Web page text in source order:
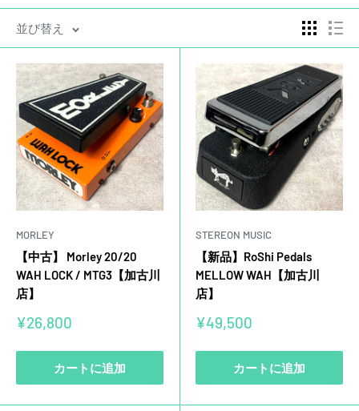
ッ
並び替え
MORLEY
【中古】 Morley 20/20
WAH LOCK / MTG3【加古川
店】
販
価
¥26,800
カートに追加
STEREON MUSIC
【新品】RoShi Pedals
MELLOW WAH【加古川
店】
販
価
¥49,500
カートに追加